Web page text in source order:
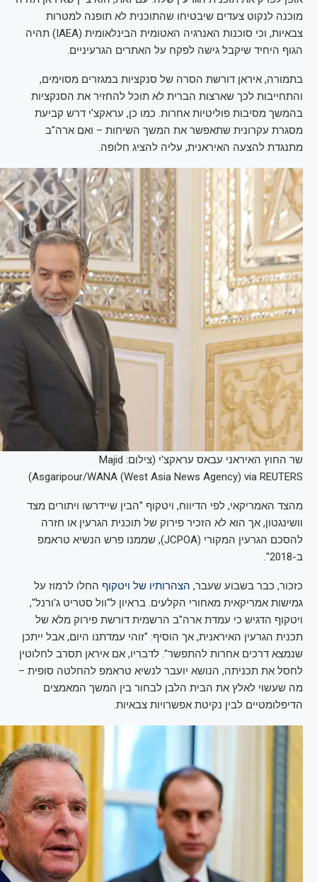
מוכנה לנקוט צעדים שיבטיחו שהתוכנית לא תופנה למטרות
צבאיות, וכי סוכנות האנרגיה האטומית הבינלאומית (IAEA) תהיה
הגוף היחיד שיקבל גישה לפקח על האתרים הגרעיניים.
בתמורה, איראן דורשת הסרה של סנקציות במגזרים מסוימים,
והתחייבות לכך שארצות הברית לא תוכל להחזיר את הסנקציות
בהמשך מסיבות פוליטיות אחרות. כמו כן, עראקצ'י דרש קביעת
מסגרת עקרונית שתאפשר את המשך השיחות – ואם ארה"ב
מתנגדת להצעה האיראנית, עליה להציג חלופה.
שר החוץ האיראני עבאס עראקצ'י (צילום: Majid
Asgaripour/WANA (West Asia News Agency) via REUTERS)
מהצד האמריקאי, לפי הדיווח, ויטקוף "הבין שיידרשו ויתורים מצד
וושינגטון, אך הוא לא הזכיר פירוק של תוכנית הגרעין או חזרה
להסכם הגרעין המקורי (JCPOA), שממנו פרש הנשיא טראמפ
ב-2018".
כזכור, כבר בשבוע שעבר, הצהרותיו של ויטקוף החלו לרמוז על
גמישות אמריקאית מאחורי הקלעים. בראיון ל"וול סטריט ג'ורנל",
ויטקוף הדגיש כי עמדת ארה"ב הרשמית דורשת פירוק מלא של
תכנית הגרעין האיראנית, אך הוסיף: "זוהי עמדתנו היום, אבל ייתכן
שנמצא דרכים אחרות להתפשר". לדבריו, אם איראן תסרב לחלוטין
לחסל את תכניתה, הנושא יועבר לנשיא טראמפ להחלטה סופית –
מה שעשוי לאלץ את הבית הלבן לבחור בין המשך המאמצים
הדיפלומטיים לבין נקיטת אפשרויות צבאיות.